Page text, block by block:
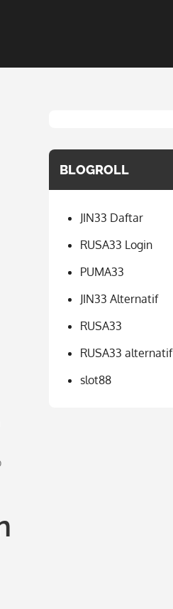
BLOGROLL
JIN33 Daftar
RUSA33 Login
PUMA33
JIN33 Alternatif
RUSA33
RUSA33 alternatif
slot88